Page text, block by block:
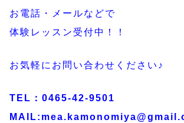
お電話・メールなどで
体験レッスン受付中！！
お気軽にお問い合わせください♪
TEL：0465-42-9501